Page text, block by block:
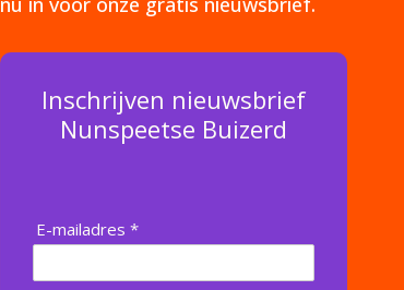
Inschrijven nieuwsbrief
Nunspeetse Buizerd
E-mailadres *